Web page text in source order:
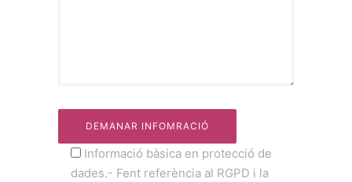
Informació bàsica en protecció de
dades.- Fent referència al RGPD i la